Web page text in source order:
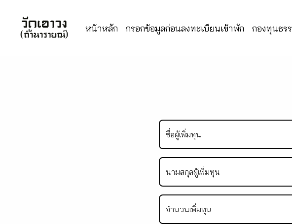
หน้าหลัก กรอกข้อมูลก่อนลงทะเบียนเข้าพัก กองทุนธร
ชื่อผู้เพิ่มทุน
นามสกุลผู้เพิ่มทุน
จำนวนเพิ่มทุน